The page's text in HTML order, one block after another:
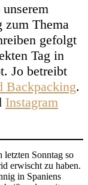
zum Thema
gefolgt
Tag in
Jo betreibt
Backpacking.
Instagram
letzten Sonntag so
erwischt zu haben.
in Spaniens